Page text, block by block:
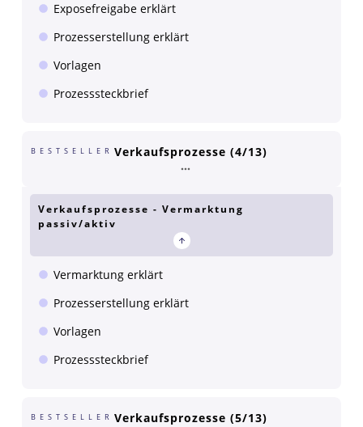
Exposefreigabe erklärt
Prozesserstellung erklärt
Vorlagen
Prozesssteckbrief
BESTSELLER Verkaufsprozesse (4/13)
Verkaufsprozesse - Vermarktung
passiv/aktiv
Vermarktung erklärt
Prozesserstellung erklärt
Vorlagen
Prozesssteckbrief
BESTSELLER Verkaufsprozesse (5/13)